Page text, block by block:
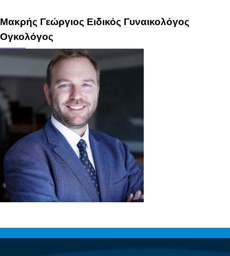
Μακρής Γεώργιος Ειδικός Γυναικολόγος
Ογκολόγος